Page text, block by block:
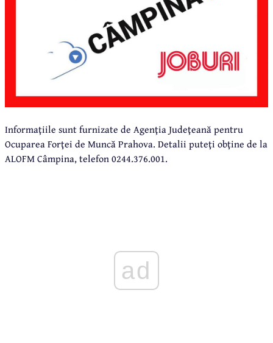
Informaţiile sunt furnizate de Agenţia Judeţeană pentru
Ocuparea Forţei de Muncă Prahova. Detalii puteţi obţine de la
ALOFM Câmpina, telefon 0244.376.001.
ad